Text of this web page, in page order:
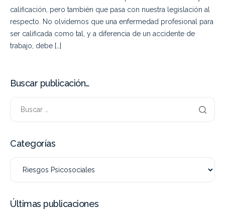
calificación, pero también que pasa con nuestra legislación al
respecto. No olvidemos que una enfermedad profesional para
ser calificada como tal, y a diferencia de un accidente de
trabajo, debe […]
Buscar publicación…
Categorías
Últimas publicaciones